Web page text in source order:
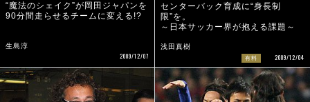
“魔法のシェイク”が岡田ジャパンを
90分間走らせるチームに変える!?
生島淳
2009/12/07
センターバック育成に“身長制
限”を。
～日本サッカー界が抱える課題～
浅田真樹
有料 2009/12/04